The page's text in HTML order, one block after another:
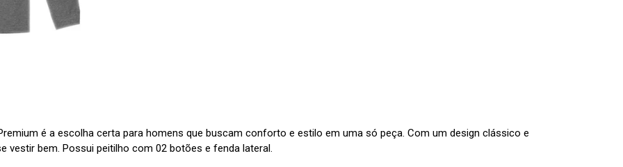
é a escolha certa para homens que buscam conforto e estilo em uma só peça. Com um design clássico e
vestir bem. Possui peitilho com 02 botões e fenda lateral.